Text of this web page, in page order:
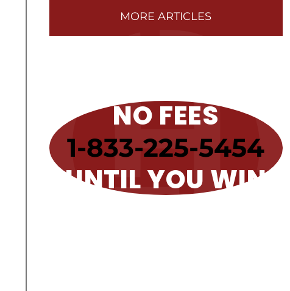
MORE ARTICLES
NO FEES
1-833-225-5454
UNTIL YOU WIN